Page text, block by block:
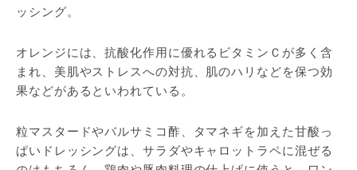
ッシング。
オレンジには、抗酸化作用に優れるビタミンＣが多く含
まれ、美肌やストレスへの対抗、肌のハリなどを保つ効
果などがあるといわれている。
粒マスタードやバルサミコ酢、タマネギを加えた甘酸っ
ぱいドレッシングは、サラダやキャロットラペに混ぜる